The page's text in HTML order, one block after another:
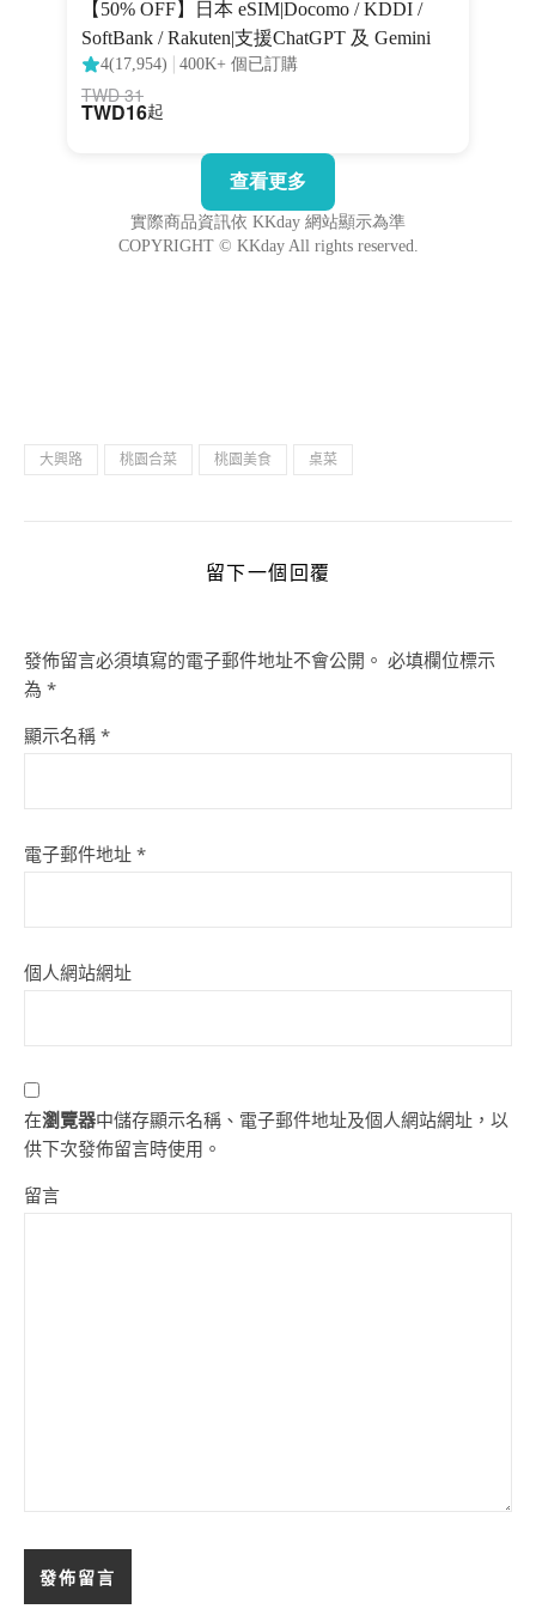
大興路 桃園合菜 桃園美食 桌菜
留下一個回覆
發佈留言必須填寫的電子郵件地址不會公開。 必填欄位標示
為 *
顯示名稱 *
電子郵件地址 *
個人網站網址
在瀏覽器中儲存顯示名稱、電子郵件地址及個人網站網址，以
供下次發佈留言時使用。
留言